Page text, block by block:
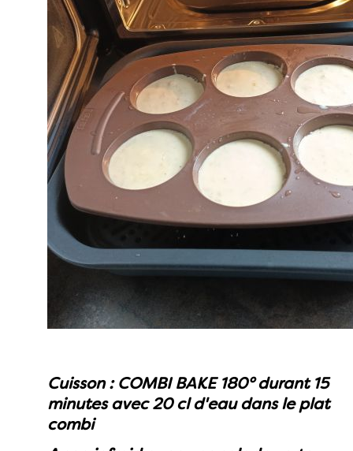
Cuisson : COMBI BAKE 180° durant 15
minutes avec 20 cl d'eau dans le plat
combi